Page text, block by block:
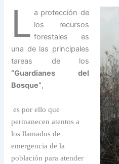
L a protección de
los recursos
forestales es
una de las principales
tareas de los
“Guardianes del
Bosque”,
es por ello que
permanecen atentos a
los llamados de
emergencia de la
población para atender